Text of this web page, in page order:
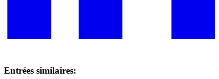
Entrées similaires: